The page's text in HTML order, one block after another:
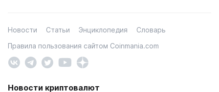
Новости Статьи Энциклопедия
Словарь
Правила пользования сайтом Coinmania.com
Новости криптовалют